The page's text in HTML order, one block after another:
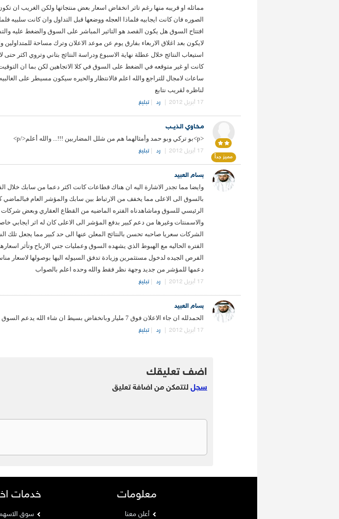
مماثله او قريبه منها رغم تاثر انخفاض اسعار بعض منتجاتها ولكن الغريب ان
الصوره فان كانت ايجابيه فلماذا العجله ووضعها قبل التداول وان كانت سلبيه
افتتاح السوق هل يكون القصد هو التاثير المباشر على السوق والضغط عليه
لايكون بعد اغلاق الاربعاء بفارق يوم عن موعد الاعلان وترك مساحة
استيعاب النتائج خلال عطلة نهاية الاسبوع ودراسة النتائج بتاني وتروي اكثر حتى
كانت او غير متوقعه في الضغط على السوق في كلا الاتجاهين لكن بما ان
ساعات لامجال للتراجع والله اعلم فالانتظار والحيره سيكون مسيطر على
لناظره لقريب نتابع
17 أبريل 2012 رد تبليغ
مميز جداً
مـخـاوي الـذيــب
<p>بو تركي وبو حمد وأمثالهما هم من شلل المضاربين !!!... والله أعلم</p>
17 أبريل 2012 رد تبليغ
بسام العبيد
وايضا مما تجدر الاشارة اليه ان هناك قطاعات كانت اكثر دعما من سابك خلال
بالسوق الى الاعلى مما يخفف من الارتباط بين سابك والمؤشر العام
الرئيسي للسوق وماشاهدناه الفتره الماضيه من القطاع العقاري وبعض
والاسمنتات وغيرها من دعم كبير بدفع المؤشر الى الاعلى كان له اثر ايجابي
الشركات سعريا صاحبه تحسن بالنتائج المعلن عنها الى حد كبير مما يجعل تلك
الفتره الحاليه مع الهبوط الذي يشهده السوق وعمليات جني الارباح وتأثر
الفرص الجيده لدخول مستثمرين وزيادة تدفق السيوله اليها بوصولها لاسعار
دعمها للمؤشر من جديد وجهة نظر فقط والله وحده اعلم بالصواب
17 أبريل 2012 رد تبليغ
بسام العبيد
الحمدلله ان جاء الاعلان فوق 7 مليار وبانخفاض بسيط ان شاء الله يدعم السوق
17 أبريل 2012 رد تبليغ
اضف تعليقك
سجل لتتمكن من اضافة تعليق
معلومات
أعلن معنا
خدمات
سوق